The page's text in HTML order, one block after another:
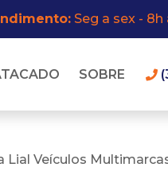
Seg a sex - 8h
SOBRE
Veículos